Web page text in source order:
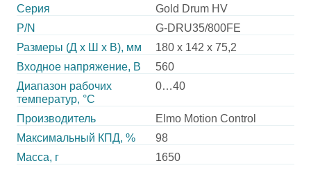
Серия
Gold Drum HV
P/N
G-DRU35/800FE
Размеры (Д х Ш х В), мм
180 x 142 x 75,2
Входное напряжение, В
560
Диапазон рабочих
температур, °С
0…40
Производитель
Elmo Motion Control
Максимальный КПД, %
98
Масса, г
1650